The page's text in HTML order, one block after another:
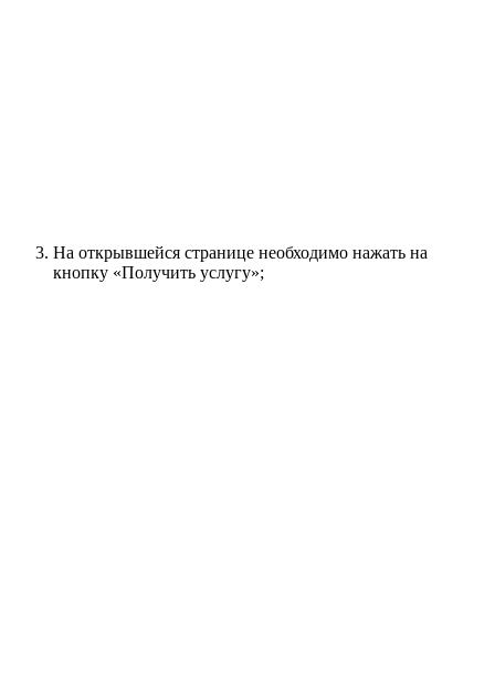
На открывшейся странице необходимо нажать на
кнопку «Получить услугу»;